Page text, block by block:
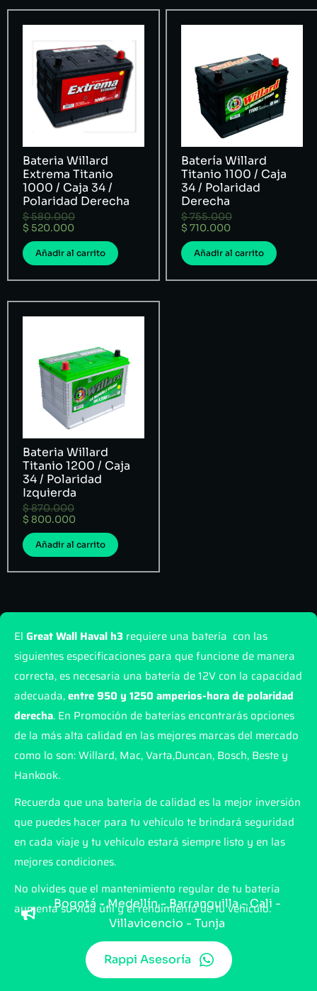
Bateria Willard
Extrema Titanio
1000 / Caja 34 /
Polaridad Derecha
$580.000
$ 520.000
Añadir al carrito
Batería Willard
Titanio 1100 / Caja
34 / Polaridad
Derecha
$755.000
$ 710.000
Añadir al carrito
Bateria Willard
Titanio 1200 / Caja
34 / Polaridad
Izquierda
$870.000
$ 800.000
Añadir al carrito
El Great Wall Haval h3 requiere una batería con las
siguientes especificaciones para que funcione de manera
correcta, es necesaria una batería de 12V con la capacidad
adecuada,entre 950 y 1250 amperios-hora de polaridad
derecha. En Promoción de baterías encontrarás opciones
de la más alta calidad en las mejores marcas del mercado
como lo son: Willard, Mac, Varta,Duncan, Bosch, Beste y
Hankook.
Recuerda que una batería de calidad es la mejor inversión
que puedes hacer para tu vehículo te brindará seguridad
en cada viaje y tu vehículo estará siempre listo y en las
mejores condiciones.
No olvides que el mantenimiento regular de tu batería
aumenta su vida útil y el rendimiento de tu vehículo.
Rappi Asesoría
Bogotá - Medellín - Barranquilla - Cali -
Villavicencio - Tunja